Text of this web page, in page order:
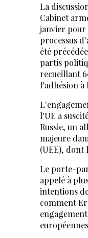
La
Cabinet
janvier
processus
été
partis
recueillant
l'adhésion à
l'UE a
Russie, un
majeure
(UEE), dont
Le porte-
appelé à
intentions
comment